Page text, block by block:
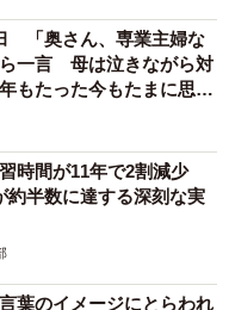
「奥さん、専業主婦な
一言 母は泣きながら対
もたった今もたまに思い
時間が11年で2割減少
約半数に達する深刻な実
葉のイメージにとらわれ